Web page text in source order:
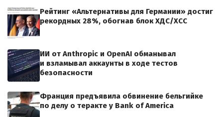
Рейтинг «Альтернативы для Германии» достиг
рекордных 28%, обогнав блок ХДС/ХСС
ИИ от Anthropic и OpenAI обманывал
и взламывал аккаунты в ходе тестов
безопасности
Франция предъявила обвинение бельгийке
по делу о теракте у Bank of America